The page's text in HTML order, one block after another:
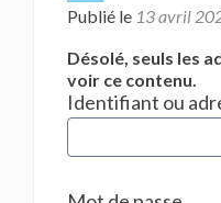
Publié le 13 avril
Désolé, seuls les
voir ce contenu.
Identifiant ou